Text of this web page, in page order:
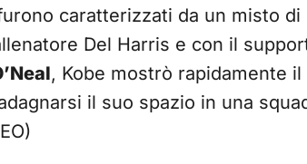
caratterizzati da un misto di
Del Harris e con il
, Kobe mostrò rapidamente
il suo spazio in una